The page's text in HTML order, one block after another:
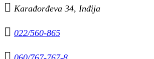
 Karađorđeva 34, Inđija
 022/560-865
